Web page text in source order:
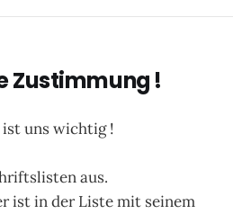
Zustimmung !
uns wichtig !
aus.
ist in der Liste mit seinem